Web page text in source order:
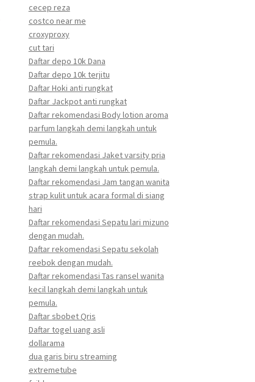
cecep reza
costco near me
croxyproxy
cut tari
Daftar depo 10k Dana
Daftar depo 10k terjitu
Daftar Hoki anti rungkat
Daftar Jackpot anti rungkat
Daftar rekomendasi Body lotion aroma
parfum langkah demi langkah untuk
pemula.
Daftar rekomendasi Jaket varsity pria
langkah demi langkah untuk pemula.
Daftar rekomendasi Jam tangan wanita
strap kulit untuk acara formal di siang
hari
Daftar rekomendasi Sepatu lari mizuno
dengan mudah.
Daftar rekomendasi Sepatu sekolah
reebok dengan mudah.
Daftar rekomendasi Tas ransel wanita
kecil langkah demi langkah untuk
pemula.
Daftar sbobet Qris
Daftar togel uang asli
dollarama
dua garis biru streaming
extremetube